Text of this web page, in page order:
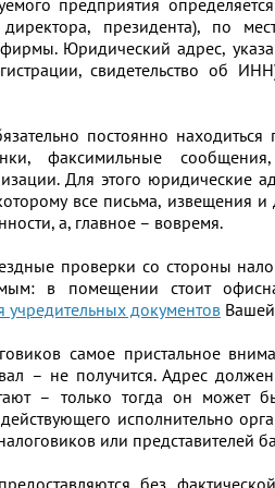
предприятия
президента), по
Юридический адрес,
свидетельство об
постоянно
факсимильные
Для этого юридические
все письма, извещения
а, главное – вовремя.
проверки со стороны
в помещении стоит
учредительных документов
самое пристальное
– не получится. Адрес
– только тогда он может
исполнительно
или представителей
без